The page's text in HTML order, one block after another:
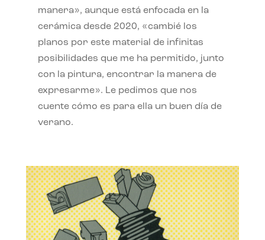
manera», aunque está enfocada en la
cerámica desde 2020, «cambié los
planos por este material de infinitas
posibilidades que me ha permitido, junto
con la pintura, encontrar la manera de
expresarme». Le pedimos que nos
cuente cómo es para ella un buen día de
verano.